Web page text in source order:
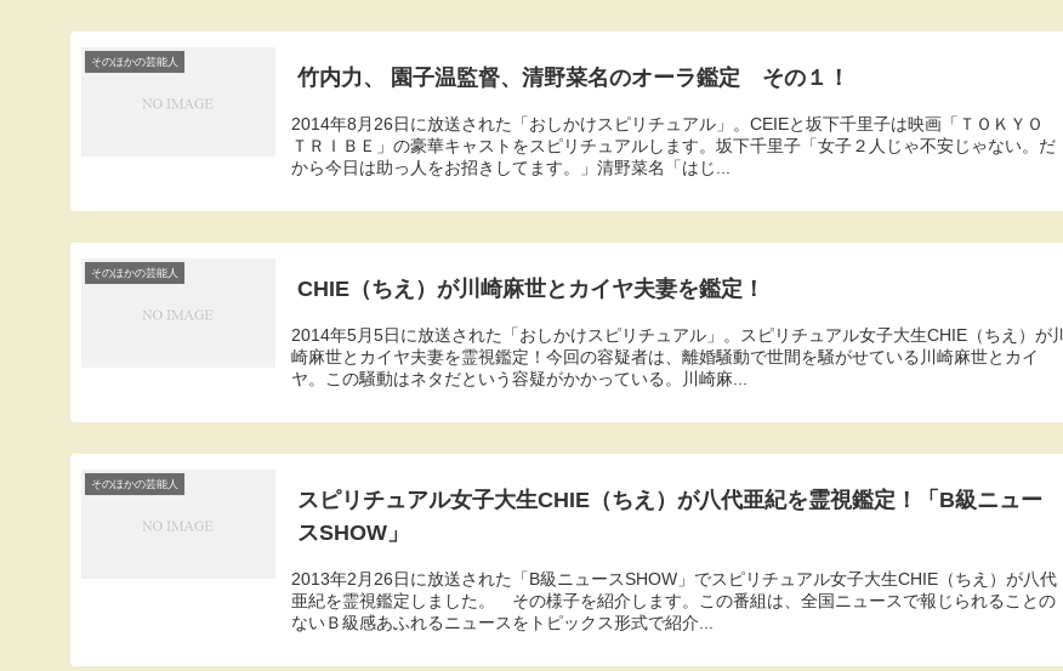
そのほかの芸能人
竹内力、 園子温監督、清野菜名のオーラ鑑定 その１！
2014年8月26日に放送された「おしかけスピリチュアル」。CEIEと坂下千里子は映画「ＴＯＫＹＯ
ＴＲＩＢＥ」の豪華キャストをスピリチュアルします。坂下千里子「女子２人じゃ不安じゃない。だ
から今日は助っ人をお招きしてます。」清野菜名「はじ...
そのほかの芸能人
CHIE（ちえ）が川崎麻世とカイヤ夫妻を鑑定！
2014年5月5日に放送された「おしかけスピリチュアル」。スピリチュアル女子大生CHIE（ちえ）が川
崎麻世とカイヤ夫妻を霊視鑑定！今回の容疑者は、離婚騒動で世間を騒がせている川崎麻世とカイ
ヤ。この騒動はネタだという容疑がかかっている。川崎麻...
そのほかの芸能人
スピリチュアル女子大生CHIE（ちえ）が八代亜紀を霊視鑑定！「B級ニュー
スSHOW」
2013年2月26日に放送された「B級ニュースSHOW」でスピリチュアル女子大生CHIE（ちえ）が八代
亜紀を霊視鑑定しました。 その様子を紹介します。この番組は、全国ニュースで報じられることの
ないＢ級感あふれるニュースをトピックス形式で紹介...